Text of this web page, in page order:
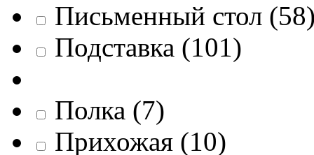
Письменный стол (58
Подставка (101)
Полка (7)
Прихожая (10)